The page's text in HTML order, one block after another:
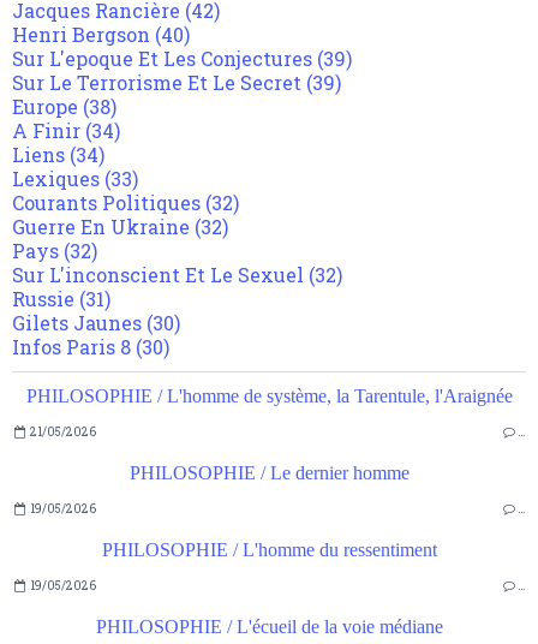
PHILOSOPHIE / L'homme de système, la Tarentule, l'Araignée
21/05/2026 …
PHILOSOPHIE / Le dernier homme
19/05/2026 …
PHILOSOPHIE / L'homme du ressentiment
19/05/2026 …
PHILOSOPHIE / L'écueil de la voie médiane
Jacques Rancière (42)
Henri Bergson (40)
Sur L'epoque Et Les Conjectures (39)
Sur Le Terrorisme Et Le Secret (39)
Europe (38)
A Finir (34)
Liens (34)
Lexiques (33)
Courants Politiques (32)
Guerre En Ukraine (32)
Pays (32)
Sur L'inconscient Et Le Sexuel (32)
Russie (31)
Gilets Jaunes (30)
Infos Paris 8 (30)